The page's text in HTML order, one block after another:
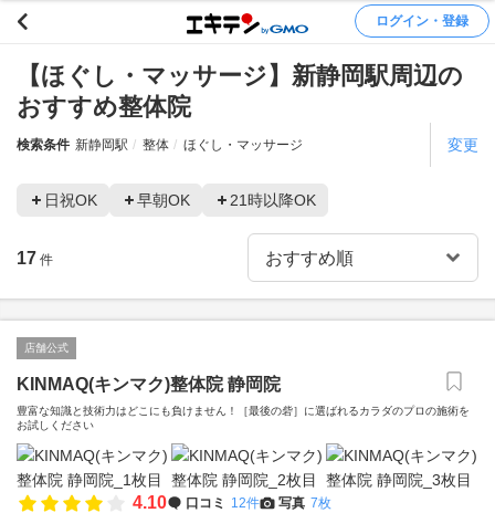
ログイン・登録
【ほぐし・マッサージ】新静岡駅周辺の
おすすめ整体院
検索条件 新静岡駅 整体 ほぐし・マッサージ 変更
日祝OK 早朝OK 21時以降OK
17 件
店舗公式
KINMAQ(キンマク)整体院 静岡院
豊富な知識と技術力はどこにも負けません！［最後の砦］に選ばれるカラダのプロの施術を
お試しください
4.10 口コミ 12件 写真 7枚